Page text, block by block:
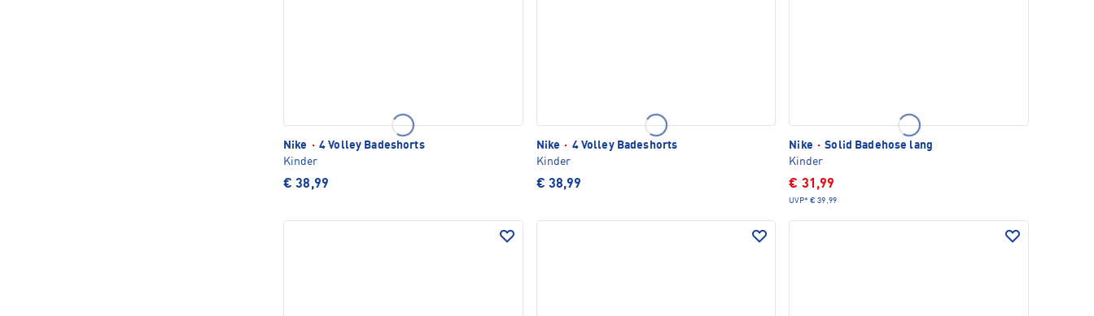
Nike · 4 Volley Badeshorts
Kinder
€ 38,99
Nike · 4 Volley Badeshorts
Kinder
€ 38,99
Nike · Solid Badehose lang
Kinder
€ 31,99
UVP* € 39,99